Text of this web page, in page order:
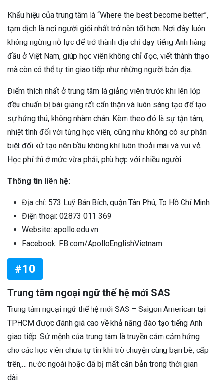
Khẩu hiệu của trung tâm là “Where the best become better”,
tạm dịch là nơi người giỏi nhất trở nên tốt hơn. Nơi đây luôn
không ngừng nỗ lực để trở thành địa chỉ dạy tiếng Anh hàng
đầu ở Việt Nam, giúp học viên không chỉ đọc, viết thành thạo
mà còn có thể tự tin giao tiếp như những người bản địa.
Điểm thích nhất ở trung tâm là giảng viên trước khi lên lớp
đều chuẩn bị bài giảng rất cẩn thận và luôn sáng tạo để tạo
sự hứng thú, không nhàm chán. Kèm theo đó là sự tận tâm,
nhiệt tình đối với từng học viên, cũng như không có sự phân
biệt đối xử tạo nên bầu không khí luôn thoải mái và vui vẻ.
Học phí thì ở mức vừa phải, phù hợp với nhiều người.
Thông tin liên hệ:
Địa chỉ: 573 Luỹ Bán Bích, quận Tân Phú, Tp Hồ Chí Minh
Điện thoại: 02873 011 369
Website: apollo.edu.vn
Facebook: FB.com/ApolloEnglishVietnam
#10
Trung tâm ngoại ngữ thế hệ mới SAS
Trung tâm ngoại ngữ thế hệ mới SAS – Saigon American tại
TPHCM được đánh giá cao về khả năng đào tạo tiếng Anh
giao tiếp. Sứ mệnh của trung tâm là truyền cảm cảm hứng
cho các học viên chưa tự tin khi trò chuyện cùng bạn bè, cấp
trên,… nước ngoài hoặc đã bị mất căn bản trong thời gian
dài.